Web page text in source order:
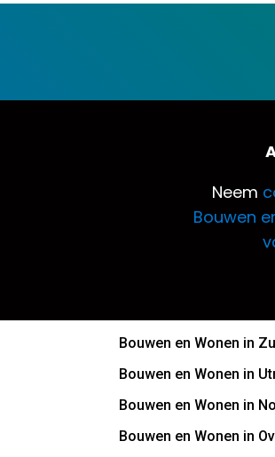
Neem
Bouwen
Bouwen en Wonen in
Bouwen en Wonen in
Bouwen en Wonen in
Bouwen en Wonen in